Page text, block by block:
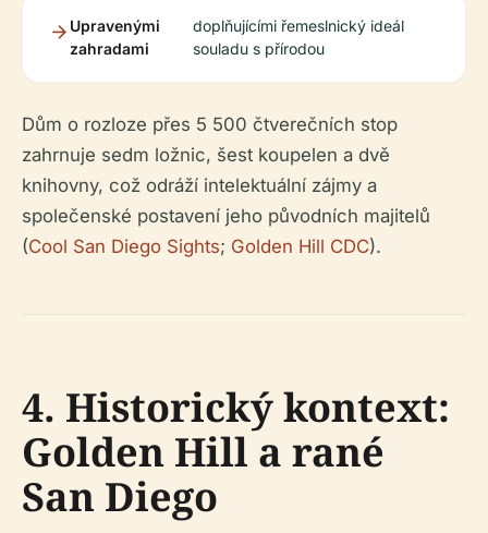
Upravenými
zahradami
doplňujícími řemeslnický ideál
souladu s přírodou
Dům o rozloze přes 5 500 čtverečních stop
zahrnuje sedm ložnic, šest koupelen a dvě
knihovny, což odráží intelektuální zájmy a
společenské postavení jeho původních majitelů
(Cool San Diego Sights; Golden Hill CDC).
4. Historický kontext:
Golden Hill a rané
San Diego